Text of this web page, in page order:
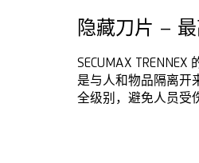
隐藏刀片 –
SECUMAX
是与人和物品隔离开
全级别，避免人员受